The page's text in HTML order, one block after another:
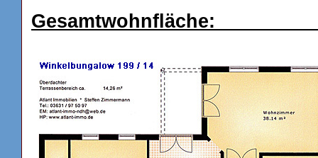
Gesamtwohnfläche: